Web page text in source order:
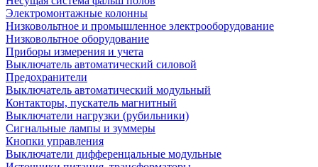
Электромонтажные колонны
Низковольтное и промышленное электрооборудование
Низковольтное оборудование
Приборы измерения и учета
Выключатель автоматический силовой
Предохранители
Выключатель автоматический модульный
Контакторы, пускатель магнитный
Выключатели нагрузки (рубильники)
Сигнальные лампы и зуммеры
Кнопки управления
Выключатели дифференцальные модульные